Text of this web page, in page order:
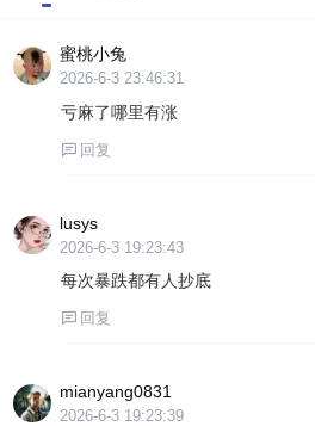
蜜桃小兔
2026-6-3 23:46:31
亏麻了哪里有涨
回复
lusys
2026-6-3 19:23:43
每次暴跌都有人抄底
回复
mianyang0831
2026-6-3 19:23:39